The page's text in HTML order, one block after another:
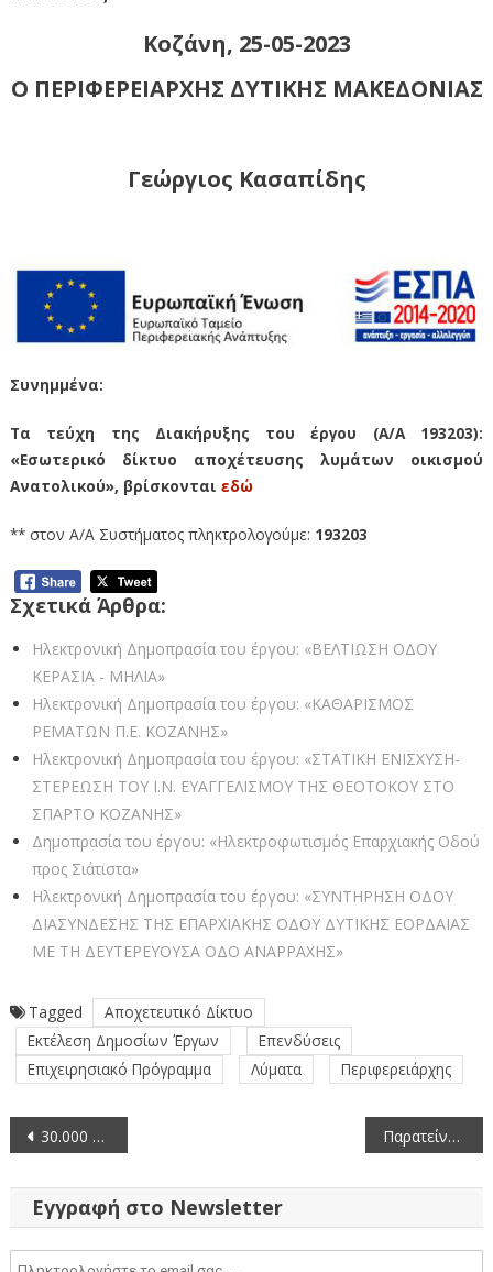
Κοζάνη, 25-05-2023
Ο ΠΕΡΙΦΕΡΕΙΑΡΧΗΣ ΔΥΤΙΚΗΣ ΜΑΚΕΔΟΝΙΑΣ
Γεώργιος Κασαπίδης
Συνημμένα:
Τα τεύχη της Διακήρυξης του έργου (Α/Α 193203):
«Εσωτερικό δίκτυο αποχέτευσης λυμάτων οικισμού
Ανατολικού», βρίσκονται εδώ
** στον Α/Α Συστήματος πληκτρολογούμε: 193203
Σχετικά Άρθρα:
Ηλεκτρονική Δημοπρασία του έργου: «ΒΕΛΤΙΩΣΗ ΟΔΟΥ
ΚΕΡΑΣΙΑ - ΜΗΛΙΑ»
Ηλεκτρονική Δημοπρασία του έργου: «ΚΑΘΑΡΙΣΜΟΣ
ΡΕΜΑΤΩΝ Π.Ε. ΚΟΖΑΝΗΣ»
Ηλεκτρονική Δημοπρασία του έργου: «ΣΤΑΤΙΚΗ ΕΝΙΣΧΥΣΗ-
ΣΤΕΡΕΩΣΗ ΤΟΥ Ι.Ν. ΕΥΑΓΓΕΛΙΣΜΟΥ ΤΗΣ ΘΕΟΤΟΚΟΥ ΣΤΟ
ΣΠΑΡΤΟ ΚΟΖΑΝΗΣ»
Δημοπρασία του έργου: «Ηλεκτροφωτισμός Επαρχιακής Οδού
προς Σιάτιστα»
Ηλεκτρονική Δημοπρασία του έργου: «ΣΥΝΤΗΡΗΣΗ ΟΔΟΥ
ΔΙΑΣΥΝΔΕΣΗΣ ΤΗΣ ΕΠΑΡΧΙΑΚΗΣ ΟΔΟΥ ΔΥΤΙΚΗΣ ΕΟΡΔΑΙΑΣ
ΜΕ ΤΗ ΔΕΥΤΕΡΕΥΟΥΣΑ ΟΔΟ ΑΝΑΡΡΑΧΗΣ»
Tagged
Αποχετευτικό Δίκτυο
Εκτέλεση Δημοσίων Έργων
Επενδύσεις
Επιχειρησιακό Πρόγραμμα
Λύματα Περιφερειάρχης
Πλοήγηση
άρθρων
30.000 ευρώ από την ΠΕ Κοζάνης για την προμήθεια προκατασκευασμένης αίθουσας για χρήση στο καλλιτεχνικό σχολείο Νέου Κλείτους Κοζάνης Παρατείνεται έως 30/06/2023 η περίοδος υποβολής αιτήσεων για τα σχέδια βελτίωσης
Εγγραφή στο Newsletter